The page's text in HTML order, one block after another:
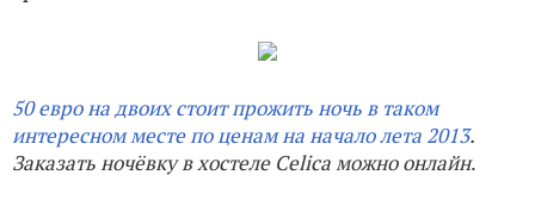
50 евро на двоих стоит прожить ночь в таком
интересном месте по ценам на начало лета 2013.
Заказать ночёвку в хостеле Celica можно онлайн.